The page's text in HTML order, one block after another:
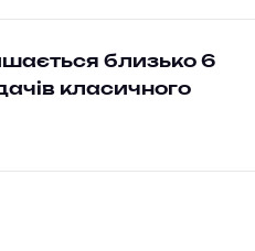
близько 6
класичного